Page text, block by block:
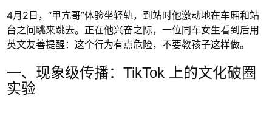
4月2日，“甲亢哥”体验坐轻轨，到站时他激动地在车厢和站
台之间跳来跳去。正在他兴奋之际，一位同车女生看到后用
英文友善提醒：这个行为有点危险，不要教孩子这样做。
一、现象级传播：TikTok 上的文化破圈
实验